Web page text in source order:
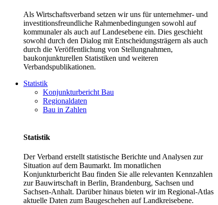
Als Wirtschaftsverband setzen wir uns für unternehmer- und
investitionsfreundliche Rahmenbedingungen sowohl auf
kommunaler als auch auf Landesebene ein. Dies geschieht
sowohl durch den Dialog mit Entscheidungsträgern als auch
durch die Veröffentlichung von Stellungnahmen,
baukonjunkturellen Statistiken und weiteren
Verbandspublikationen.
Statistik
Konjunkturbericht Bau
Regionaldaten
Bau in Zahlen
Statistik
Der Verband erstellt statistische Berichte und Analysen zur
Situation auf dem Baumarkt. Im monatlichen
Konjunkturbericht Bau finden Sie alle relevanten Kennzahlen
zur Bauwirtschaft in Berlin, Brandenburg, Sachsen und
Sachsen-Anhalt. Darüber hinaus bieten wir im Regional-Atlas
aktuelle Daten zum Baugeschehen auf Landkreisebene.